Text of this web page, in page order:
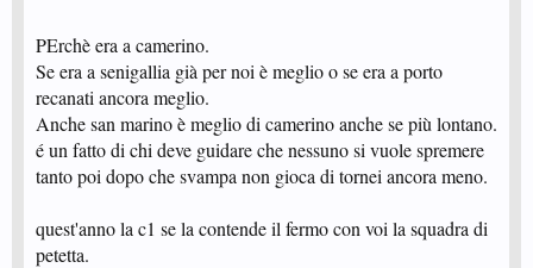
PErchè era a camerino.
Se era a senigallia già per noi è meglio o se era a porto
recanati ancora meglio.
Anche san marino è meglio di camerino anche se più lontano.
é un fatto di chi deve guidare che nessuno si vuole spremere
tanto poi dopo che svampa non gioca di tornei ancora meno.
quest'anno la c1 se la contende il fermo con voi la squadra di
petetta.